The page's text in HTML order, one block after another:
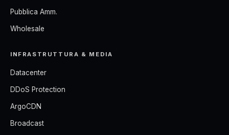
Pubblica Amm.
Wholesale
INFRASTRUTTURA & MEDIA
Datacenter
DDoS Protection
ArgoCDN
Broadcast